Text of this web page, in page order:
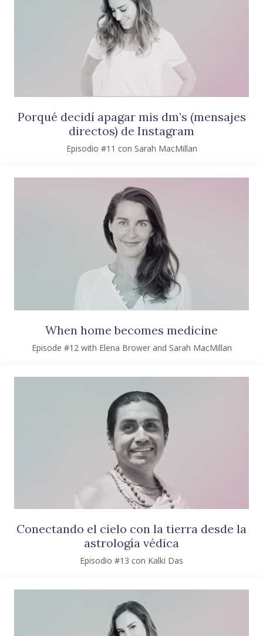
Porqué decidí apagar mis dm’s (mensajes
directos) de Instagram
Episodio #11 con Sarah MacMillan
When home becomes medicine
Episode #12 with Elena Brower and Sarah MacMillan
Conectando el cielo con la tierra desde la
astrología védica
Episodio #13 con Kalki Das